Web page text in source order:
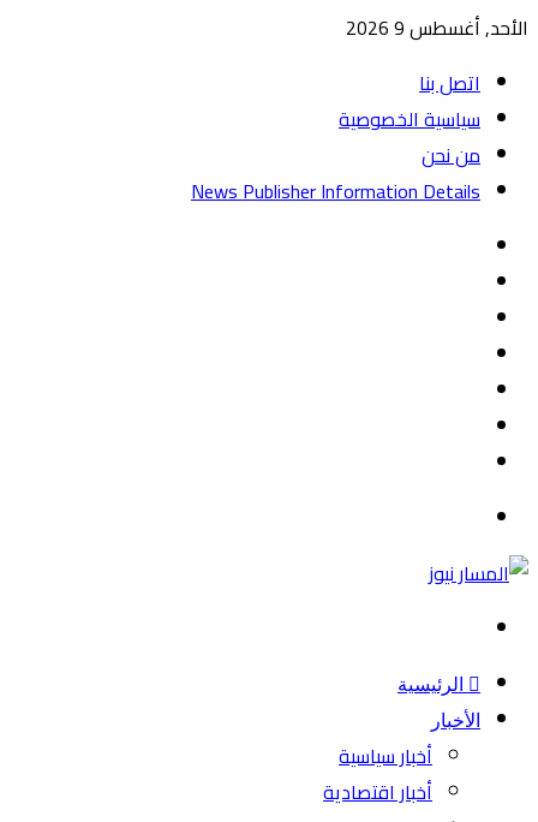
الأحد, أغسطس 9 2026
اتصل بنا
سياسية الخصوصية
من نحن
News Publisher Information Details
الرئيسية
الأخبار
أخبار سياسية
أخبار اقتصادية